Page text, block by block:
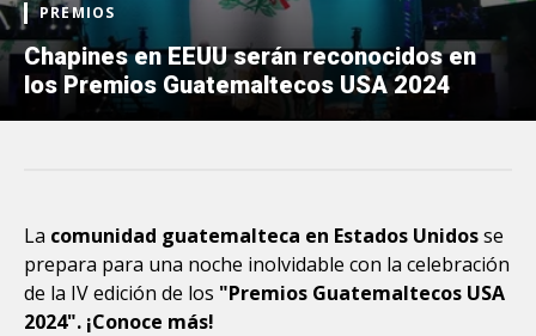
PREMIOS
Chapines en EEUU serán reconocidos en
los Premios Guatemaltecos USA 2024
La comunidad guatemalteca en Estados Unidosse
prepara para una noche inolvidable con la celebración
de la IV edición de los "Premios Guatemaltecos USA
2024". ¡Conoce más!